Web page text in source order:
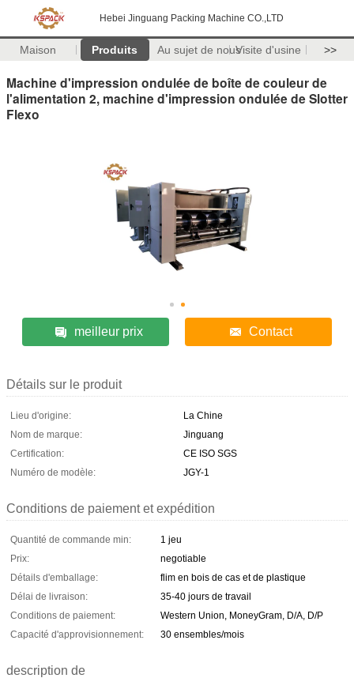
Hebei Jinguang Packing Machine CO.,LTD
Maison Produits Au sujet de nousVisite d'usine >>
Machine d'impression ondulée de boîte de couleur de
l'alimentation 2, machine d'impression ondulée de Slotter
Flexo
meilleur prix Contact
Détails sur le produit
Lieu d'origine:
La Chine
Nom de marque:
Jinguang
Certification:
CE ISO SGS
Numéro de modèle:
JGY-1
Conditions de paiement et expédition
Quantité de commande min:
1 jeu
Prix:
negotiable
Détails d'emballage:
flim en bois de cas et de plastique
Délai de livraison:
35-40 jours de travail
Conditions de paiement:
Western Union, MoneyGram, D/A, D/P
Capacité d'approvisionnement:
30 ensembles/mois
description de